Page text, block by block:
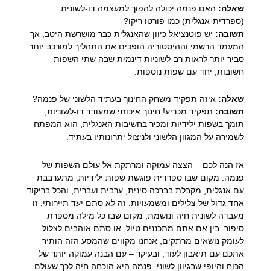
שאלה: האם פנמה יכולה להפוך למעצמה דו-לשונית
(ספרדית-אנגלית) כמו פורטו ריקו?
תשובה: יש פוטנציאל כיוון שהאנגלית כבר מושרשת היטב, אך
המעמד הרשמי וההיסטוריה הופכים את התהליך למורכב יותר.
סביר יותר לראות רב-לשוניות דינמית שבה שתי השפות
חשובות, יחד עם שפות נוספות.
שאלה: איזה תפקיד משחק החינוך בעתיד הלשוני של פנמה?
תשובה: תפקיד מכריע! חינוך איכותי שמעודד דו-לשוניות,
תומך בשפות ילידיות ומכיר בחשיבות האנגלית, הוא המפתח
לשמירה על המגוון הלשוני ולניצול יתרונותיו בעתיד.
אז הנה לכם – הצצה עמוקה ומרתקת אל עולם השפות של
פנמה. מקום שבו ספרדית פוגשת שפות ילידיות, מתערבבת
עם אנגלית, מקבלת בברכה סינית, ערבית ועברית, והכל בריקוד
אחד גדול של צלילים ומשמעויות. זה לא סתם יעד תיירותי, זו
מעבדה לשונית חיה ונושמת, מקום שבו כל מילה מספרת
סיפור. בין אם אתם מתכננים טיול, או סתם אוהבים לצלול
לעומק נושאים מרתקים, אנחנו מקווים שהמסע הזה הותיר
אתכם עם תיאבון לעוד, ובעיקר – עם הבנה עמוקה יותר של
הכוח והיופי שבגיוון לשוני. פנמה היא הוכחה חיה לכך שעולם